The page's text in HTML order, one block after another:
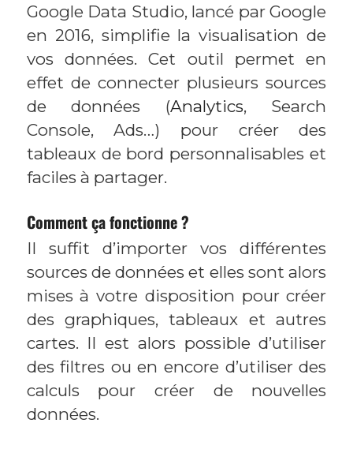
Google Data Studio, lancé par Google
en 2016, simplifie la visualisation de
vos données. Cet outil permet en
effet de connecter plusieurs sources
de données (Analytics, Search
Console, Ads…) pour créer des
tableaux de bord personnalisables et
faciles à partager.
Comment ça fonctionne ?
Il suffit d’importer vos différentes
sources de données et elles sont alors
mises à votre disposition pour créer
des graphiques, tableaux et autres
cartes. Il est alors possible d’utiliser
des filtres ou en encore d’utiliser des
calculs pour créer de nouvelles
données.